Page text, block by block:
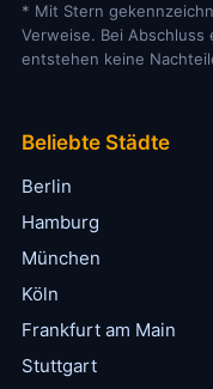
* Mit Stern
Verweise. Bei Abschluss
entstehen keine
Beliebte Städte
Berlin
Hamburg
München
Köln
Frankfurt am Main
Stuttgart